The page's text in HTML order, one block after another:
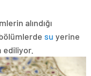
alındığı
su yerine
ediliyor.